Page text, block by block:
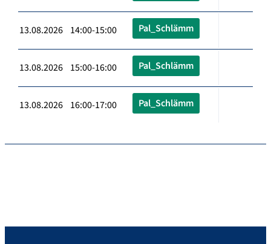
13.08.2026 14:00-15:00 Pal_Schlämm
13.08.2026 15:00-16:00 Pal_Schlämm
13.08.2026 16:00-17:00 Pal_Schlämm